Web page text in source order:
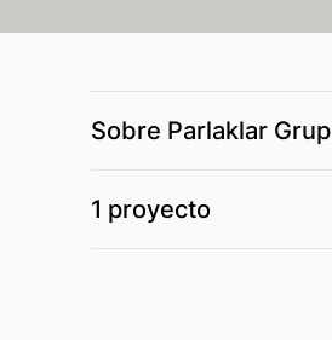
Sobre Parlaklar Grup
1 proyecto